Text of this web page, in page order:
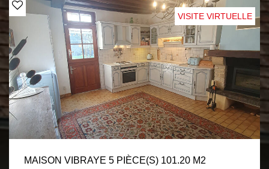
VISITE VIRTUELLE
MAISON VIBRAYE 5 PIÈCE(S) 101.20 M2